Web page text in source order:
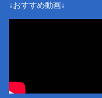
↓おすすめ動画↓